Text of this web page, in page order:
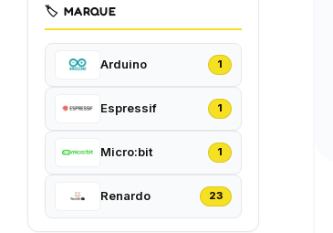
🏷️ MARQUE
Arduino 1
Espressif 1
Micro:bit 1
Renardo 23